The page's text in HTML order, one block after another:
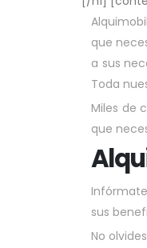
que
a sus
Toda
Miles de
que
sus
No